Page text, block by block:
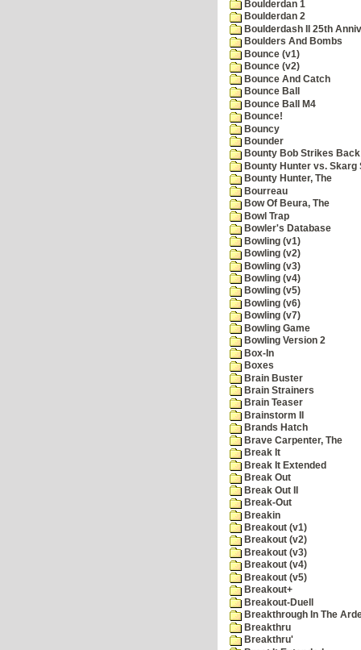
Boulderdan 1
Boulderdan 2
Boulderdash II 25th
Boulders And Bombs
Bounce (v1)
Bounce (v2)
Bounce And Catch
Bounce Ball
Bounce Ball M4
Bounce!
Bouncy
Bounder
Bounty Bob Strikes
Bounty Hunter vs. Skarg
Bounty Hunter, The
Bourreau
Bow Of Beura, The
Bowl Trap
Bowler's Database
Bowling (v1)
Bowling (v2)
Bowling (v3)
Bowling (v4)
Bowling (v5)
Bowling (v6)
Bowling (v7)
Bowling Game
Bowling Version 2
Box-In
Boxes
Brain Buster
Brain Strainers
Brain Teaser
Brainstorm II
Brands Hatch
Brave Carpenter, The
Break It
Break It Extended
Break Out
Break Out II
Break-Out
Breakin
Breakout (v1)
Breakout (v2)
Breakout (v3)
Breakout (v4)
Breakout (v5)
Breakout+
Breakout-Duell
Breakthrough In The
Breakthru
Breakthru'